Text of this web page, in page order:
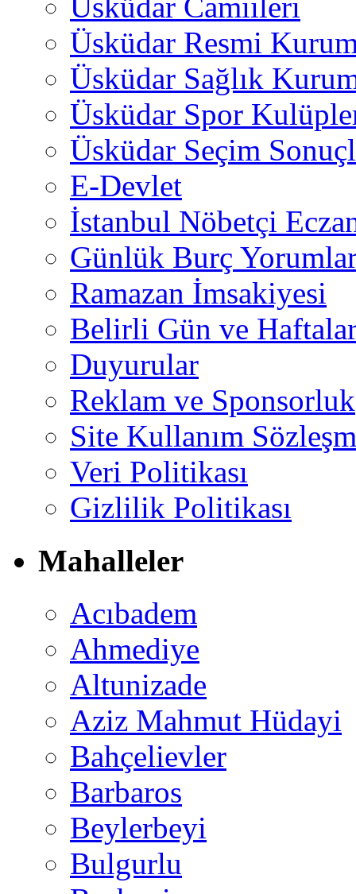
Üsküdar Camiileri
Üsküdar Resmi
Üsküdar Sağlık
Üsküdar Spor
Üsküdar Seçim
E-Devlet
İstanbul Nöbetçi
Günlük Burç
Ramazan İmsakiyesi
Belirli Gün ve
Duyurular
Reklam ve Sponsorluk
Site Kullanım
Veri Politikası
Gizlilik Politikası
Mahalleler
Acıbadem
Ahmediye
Altunizade
Aziz Mahmut Hüdayi
Bahçelievler
Barbaros
Beylerbeyi
Bulgurlu